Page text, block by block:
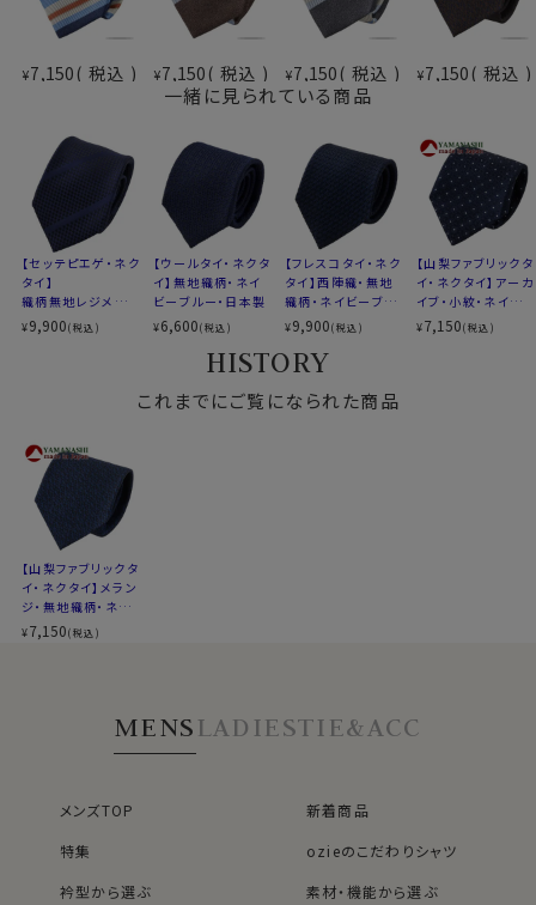
ー山梨ネクタイを選ぶ理由ー
伝統と革新が織り成すデザイン
最高級の国産シルク
是非、この機会に「山梨ネクタイ」をお試しください。
あなたのスタイルを一段と格調高く魅力的にします。
素材
シルク100％
柄
無地織柄
色
ネイビーブルー 紺青
約 8.0cm
約 145cm
生地
生地の特
徴
メランジ
※商品により長さに多少の差があります
※商品により柄の出方に差があります
※スポット商品につき再入荷はございません
¥7,150 税込 ¥7,150 税込 ¥7,150 税込 ¥7,150 税込
一緒に見られている商品
【セッテピエゲ・ネク
タイ】
織柄無地レジメンタ
ル・ネイビーブルー
1・日本製
¥9,900(税込)
【ウールタイ・ネクタ
イ】無地織柄・ネイ
ビーブルー・日本製
¥6,600(税込)
【フレスコタイ・ネク
タイ】西陣織・無地
織柄・ネイビーブル
ー・日本製
¥9,900(税込)
【山梨ファブリックタ
イ・ネクタイ】アーカ
イブ・小紋・ネイビー
ブルー・日本製
¥7,150(税込)
HISTORY
これまでにご覧になられた商品
【山梨ファブリックタ
イ・ネクタイ】メラン
ジ・無地織柄・ネイ
ビーブルー・日本製
¥7,150(税込)
MENSLADIESTIE&ACC
メンズTOP
新着商品
特集
ozieのこだわりシャツ
衿型から選ぶ
素材・機能から選ぶ